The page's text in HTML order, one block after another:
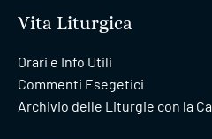
Vita Liturgica
Orari e Info Utili
Commenti Esegetici
Archivio delle Liturgie con la